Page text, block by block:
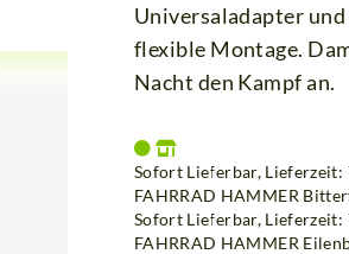
Universaladapter
flexible Montage.
Nacht den Kampf an.
Sofort Lieferbar, Lieferzeit:
FAHRRAD HAMMER
Sofort Lieferbar, Lieferzeit:
FAHRRAD HAMMER